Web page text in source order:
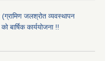
जलश्रोत व्यवस्थापन
बार्षिक कार्ययोजना !!